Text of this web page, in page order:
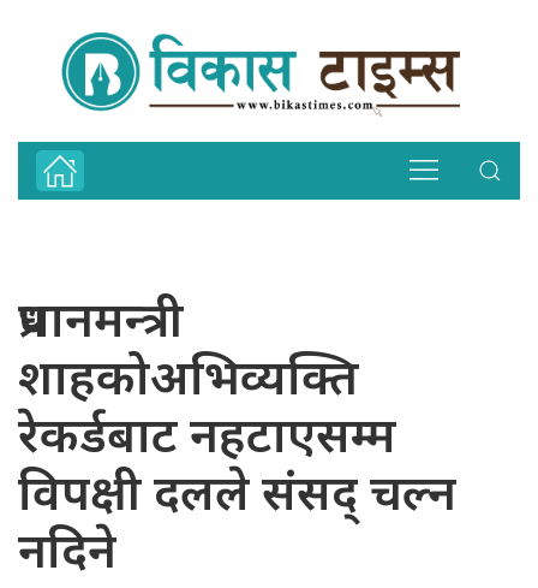
प्रधानमन्त्री
शाहकोअभिव्यक्ति
रेकर्डबाट नहटाएसम्म
विपक्षी दलले संसद् चल्न
नदिने